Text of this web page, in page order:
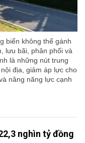
biển không thể gánh
lưu bãi, phân phối và
là những nút trung
địa, giảm áp lực cho
nâng năng lực cạnh
nghìn tỷ đồng